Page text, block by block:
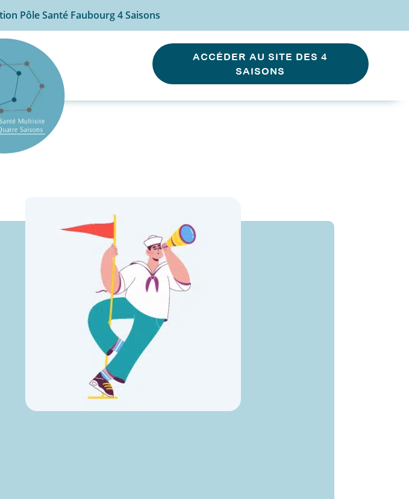
Pôle Santé Faubourg 4 Saisons
ACCÉDER AU SITE DES 4
SAISONS